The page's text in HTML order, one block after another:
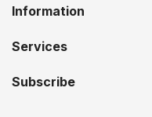
Information
Services
Subscribe